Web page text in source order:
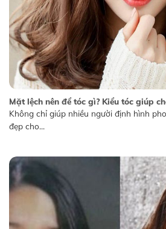
Mặt lệch nên để tóc gì? Kiểu tóc giúp
Không chỉ giúp nhiều người định hình
đẹp cho...